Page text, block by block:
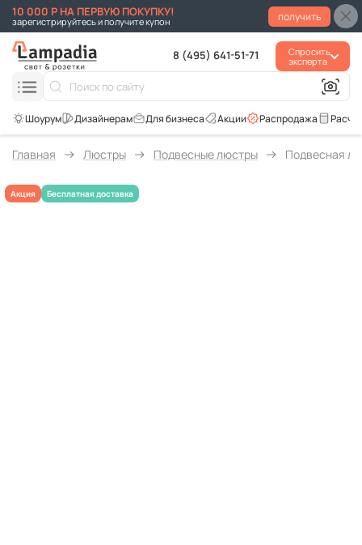
10 000 Р НА ПЕРВУЮ ПОКУПКУ!
зарегистрируйтесь и получите купон получить
8 (495) 641-51-71
Спросить
эксперта
Распродажа
Акции
Для бизнеса
Главная Люстры Подвесные люстры Подвесная